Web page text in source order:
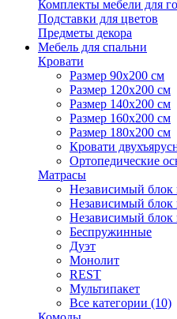
Комплекты мебели для
Подставки для цветов
Предметы декора
Мебель для спальни
Кровати
Размер 90х200 см
Размер 120х200 см
Размер 140х200 см
Размер 160х200 см
Размер 180х200 см
Кровати
Ортопедические
Матрасы
Независимый
Независимый
Независимый
Беспружинные
Дуэт
Монолит
REST
Мультипакет
Все категории (10)